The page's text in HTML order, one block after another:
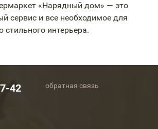
«Нарядный дом» — это
сервис и все необходимое для
стильного интерьера.
42 обратная связь